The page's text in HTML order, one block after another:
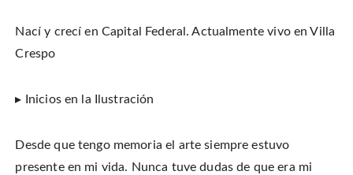
Nací y crecí en Capital Federal. Actualmente vivo en Villa
Crespo
▸ Inicios en la Ilustración
Desde que tengo memoria el arte siempre estuvo
presente en mi vida. Nunca tuve dudas de que era mi